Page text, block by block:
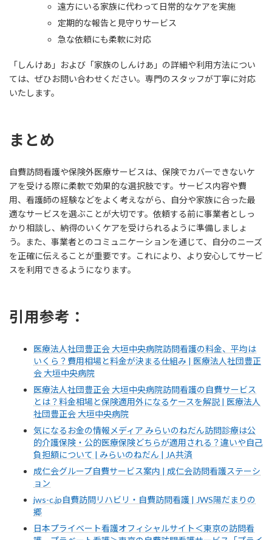
遠方にいる家族に代わって日常的なケアを実施
定期的な報告と見守りサービス
急な依頼にも柔軟に対応
「しんけあ」および「家族のしんけあ」の詳細や利用方法につい
ては、ぜひお問い合わせください。専門のスタッフが丁寧に対応
いたします。
まとめ
自費訪問看護や保険外医療サービスは、保険でカバーできないケ
アを受ける際に柔軟で効果的な選択肢です。サービス内容や費
用、看護師の経験などをよく考えながら、自分や家族に合った最
適なサービスを選ぶことが大切です。依頼する前に事業者としっ
かり相談し、納得のいくケアを受けられるように準備しましょ
う。また、事業者とのコミュニケーションを通じて、自分のニーズ
を正確に伝えることが重要です。これにより、より安心してサービ
スを利用できるようになります。
引用参考：
医療法人社団豊正会 大垣中央病院訪問看護の料金、平均は
いくら？費用相場と料金が決まる仕組み | 医療法人社団豊正
会 大垣中央病院
医療法人社団豊正会 大垣中央病院訪問看護の自費サービス
とは？料金相場と保険適用外になるケースを解説 | 医療法人
社団豊正会 大垣中央病院
気になるお金の情報メディア みらいのねだん訪問診療は公
的介護保険・公的医療保険どちらが適用される？違いや自己
負担額について | みらいのねだん | JA共済
成仁会グループ自費サービス案内 | 成仁会訪問看護ステーシ
ョン
jws-c.jp自費訪問リハビリ・自費訪問看護 | JWS陽だまりの
郷
日本プライベート看護オフィシャルサイト＜東京の訪問看